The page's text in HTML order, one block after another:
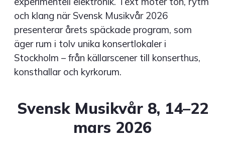
och klang när Svensk Musikvår 2026
presenterar årets späckade program, som
äger rum i tolv unika konsertlokaler i
Stockholm – från källarscener till konserthus,
konsthallar och kyrkorum.
Svensk Musikvår 8, 14–22
mars 2026